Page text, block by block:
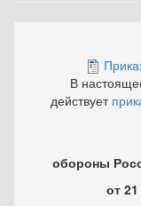
В
действует
обороны
от